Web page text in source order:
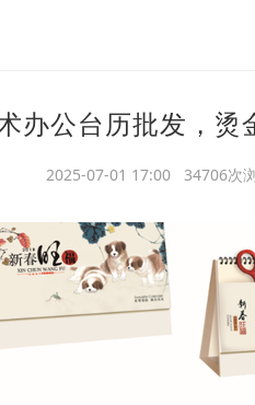
办公台历批发，烫
2025-07-01 17:00 34706次